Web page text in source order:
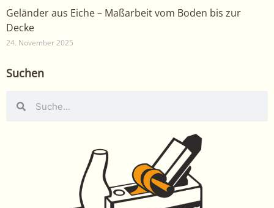
Geländer aus Eiche – Maßarbeit vom Boden bis zur
Decke
24. November 2025
Suchen